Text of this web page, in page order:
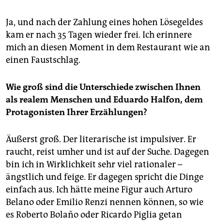
Ja, und nach der Zahlung eines hohen Lösegeldes
kam er nach 35 Tagen wieder frei. Ich erinnere
mich an diesen Moment in dem Restaurant wie an
einen Faustschlag.
Wie groß sind die Unterschiede zwischen Ihnen
als realem Menschen und Eduardo Halfon, dem
Protagonisten Ihrer Erzählungen?
Äußerst groß. Der literarische ist impulsiver. Er
raucht, reist umher und ist auf der Suche. Dagegen
bin ich in Wirklichkeit sehr viel rationaler –
ängstlich und feige. Er dagegen spricht die Dinge
einfach aus. Ich hätte meine Figur auch Arturo
Belano oder Emilio Renzi nennen können, so wie
es Roberto Bolaño oder Ricardo Piglia getan